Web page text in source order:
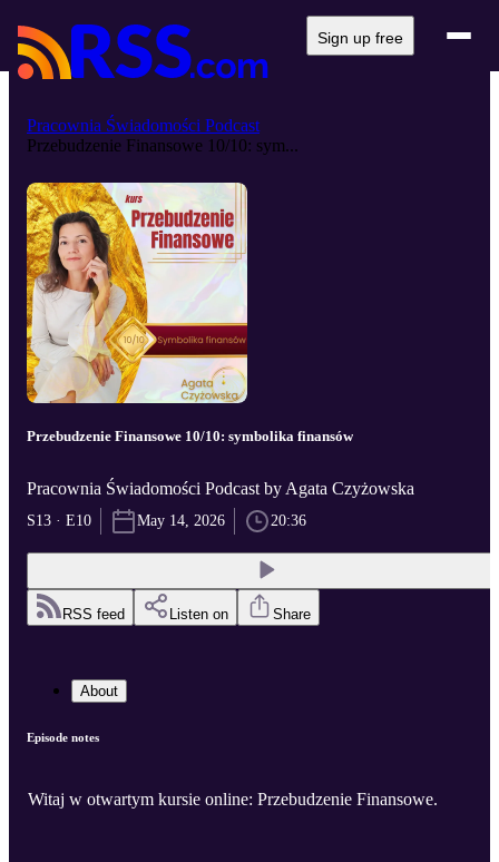
Sign up free
Pracownia Świadomości Podcast
Przebudzenie Finansowe 10/10: sym...
Przebudzenie Finansowe 10/10: symbolika finansów
Pracownia Świadomości Podcast by Agata Czyżowska
S13 · E10 May 14, 2026 20:36
RSS feed Listen on Share
About
Episode notes
Witaj w otwartym kursie online: Przebudzenie Finansowe.